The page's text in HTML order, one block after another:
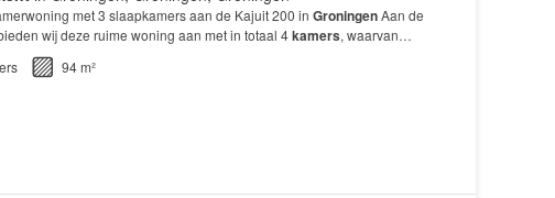
met 3 slaapkamers aan de Kajuit 200 in GroningenAan de
wij deze ruime woning aan met in totaal 4kamers, waarvan
Kale huurprijs: € 1.300,- per maand Servicekosten: € 12,- p…
94 m²